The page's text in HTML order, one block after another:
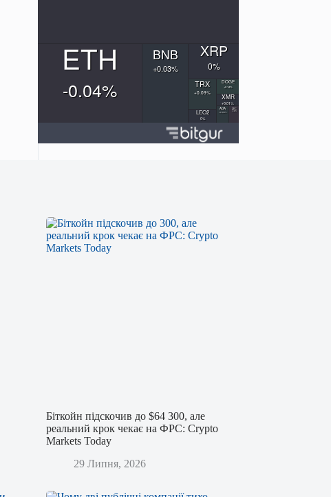
Біткойн підскочив до $64 300, але
реальний крок чекає на ФРС: Crypto
Markets Today
29 Липня, 2026